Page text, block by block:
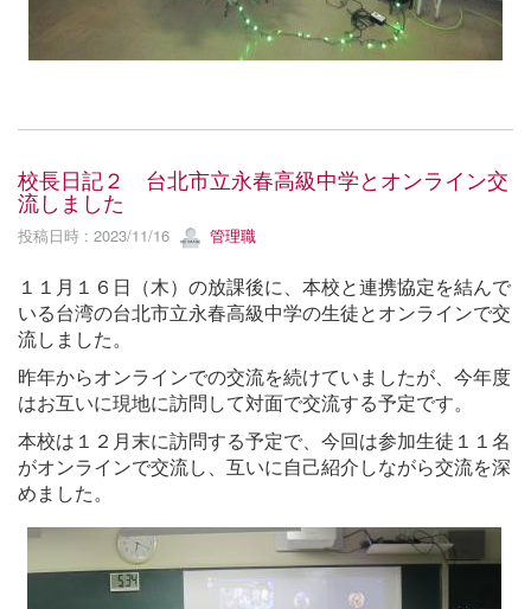
校長日記２ 台北市立永春高級中学とオンライン交
流しました
投稿日時 : 2023/11/16 管理職
１１月１６日（木）の放課後に、本校と連携協定を結んで
いる台湾の台北市立永春高級中学の生徒とオンラインで交
流しました。
昨年からオンラインでの交流を続けていましたが、今年度
はお互いに現地に訪問して対面で交流する予定です。
本校は１２月末に訪問する予定で、今回は参加生徒１１名
がオンラインで交流し、互いに自己紹介しながら交流を深
めました。